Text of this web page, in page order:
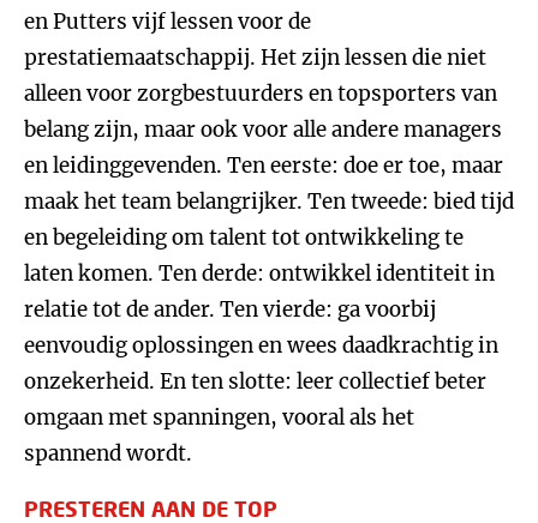
en Putters vijf lessen voor de
prestatiemaatschappij. Het zijn lessen die niet
alleen voor zorgbestuurders en topsporters van
belang zijn, maar ook voor alle andere managers
en leidinggevenden. Ten eerste: doe er toe, maar
maak het team belangrijker. Ten tweede: bied tijd
en begeleiding om talent tot ontwikkeling te
laten komen. Ten derde: ontwikkel identiteit in
relatie tot de ander. Ten vierde: ga voorbij
eenvoudig oplossingen en wees daadkrachtig in
onzekerheid. En ten slotte: leer collectief beter
omgaan met spanningen, vooral als het
spannend wordt.
PRESTEREN AAN DE TOP